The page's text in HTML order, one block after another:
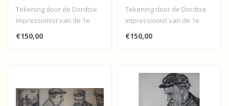
Tekening door de Dordtse
impressionist van de 1e
generatie van Martinus
Pieter R..
€150,00
Tekening door de Dordtse
impressionist van de 1e
generatie van Martinus
Pieter R..
€150,00